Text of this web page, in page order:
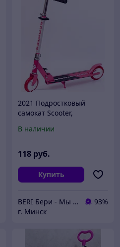
2021 Подростковый
самокат Scooter,
В наличии
118 руб.
Купить
BERI Бери - Мы ненавидим демпинг, но нас вынуждают конкуренты
93%
г. Минск